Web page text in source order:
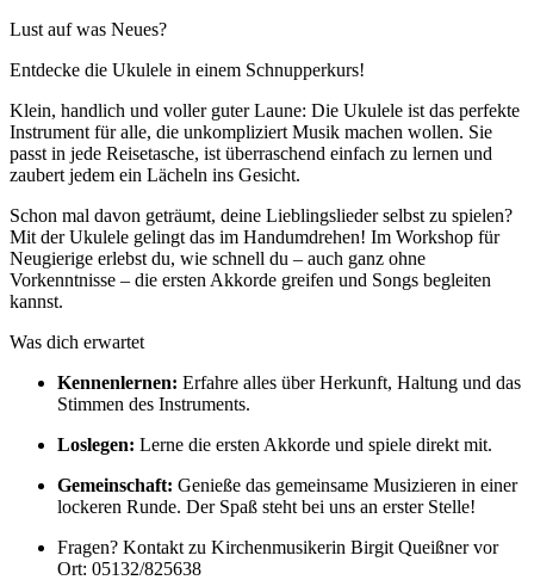
Lust auf was Neues?
Entdecke die Ukulele in einem Schnupperkurs!
Klein, handlich und voller guter Laune: Die Ukulele ist das perfekte
Instrument für alle, die unkompliziert Musik machen wollen. Sie
passt in jede Reisetasche, ist überraschend einfach zu lernen und
zaubert jedem ein Lächeln ins Gesicht.
Schon mal davon geträumt, deine Lieblingslieder selbst zu spielen?
Mit der Ukulele gelingt das im Handumdrehen! Im Workshop für
Neugierige erlebst du, wie schnell du – auch ganz ohne
Vorkenntnisse – die ersten Akkorde greifen und Songs begleiten
kannst.
Was dich erwartet
Kennenlernen: Erfahre alles über Herkunft, Haltung und das
Stimmen des Instruments.
Loslegen: Lerne die ersten Akkorde und spiele direkt mit.
Gemeinschaft: Genieße das gemeinsame Musizieren in einer
lockeren Runde. Der Spaß steht bei uns an erster Stelle!
Fragen? Kontakt zu Kirchenmusikerin Birgit Queißner vor
Ort: 05132/825638